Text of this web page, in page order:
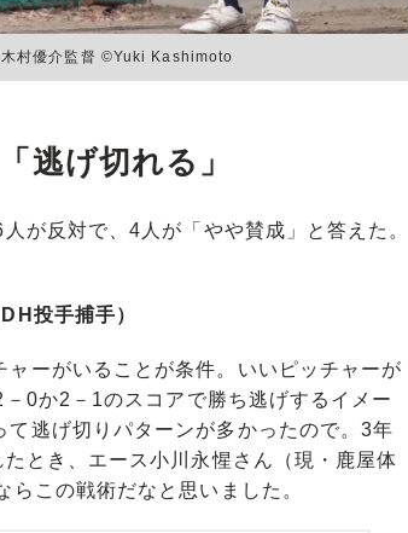
木村優介監督 ©Yuki Kashimoto
逃げ切れる」
が反対で、4人が「やや賛成」と答えた。
投手捕手）
ーがいることが条件。いいピッチャーが
0か2－1のスコアで勝ち逃げするイメー
逃げ切りパターンが多かったので。3年
とき、エース小川永惺さん（現・鹿屋体
この戦術だなと思いました。